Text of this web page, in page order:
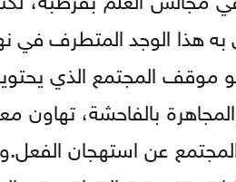
هذا الوجد المتطرف في
موقف المجتمع الذي
بالفاحشة، تهاون
عن استهجان